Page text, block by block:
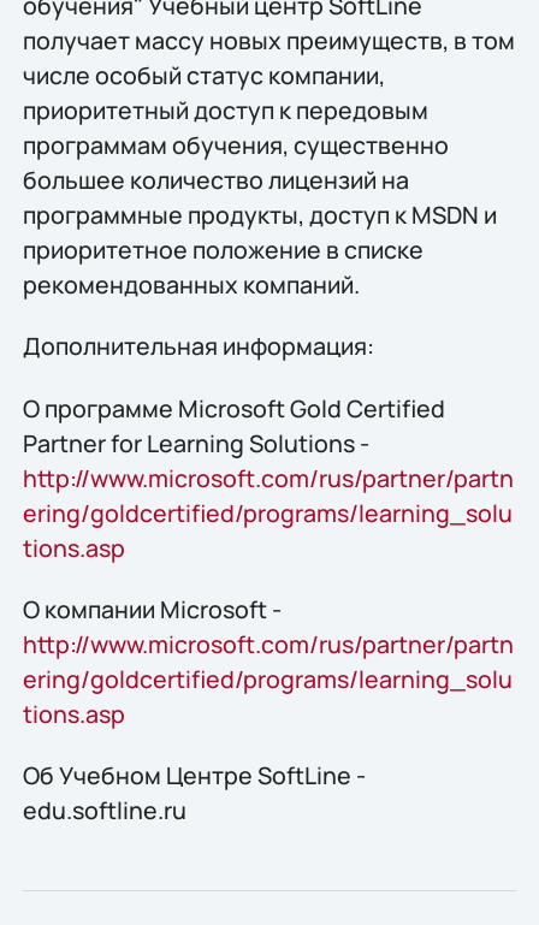
получает массу новых преимуществ, в том
числе особый статус компании,
приоритетный доступ к передовым
программам обучения, существенно
большее количество лицензий на
программные продукты, доступ к MSDN и
приоритетное положение в списке
рекомендованных компаний.
Дополнительная информация:
О программе Microsoft Gold Certified
Partner for Learning Solutions -
http://www.microsoft.com/rus/partner/partn
ering/goldcertified/programs/learning_solu
tions.asp
О компании Microsoft -
http://www.microsoft.com/rus/partner/partn
ering/goldcertified/programs/learning_solu
tions.asp
Об Учебном Центре SoftLine -
edu.softline.ru